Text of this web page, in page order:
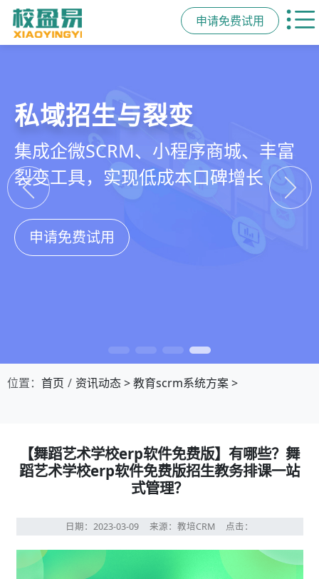
申请免费试用
教培行业CRM
以学员为中心，打通从引流、转化、
教学到复购转介绍的全生命周期增长
引擎
申请免费试用
智能销售漏斗
线索自动分配、标准化跟单、试听转
化分析，打造高绩效招生团队
申请免费试用
精细化客户运营
360°学员画像、自动化服务流程、智
能续费预警，深度挖掘学员长期价值
申请免费试用
私域招生与裂变
集成企微SCRM、小程序商城、丰富
裂变工具，实现低成本口碑增长
申请免费试用
位置： 首页 资讯动态>教育scrm系统方案>
【舞蹈艺术学校erp软件免费版】有哪些？舞
蹈艺术学校erp软件免费版招生教务排课一站
式管理？
日期：2023-03-09 来源：教培CRM 点击：